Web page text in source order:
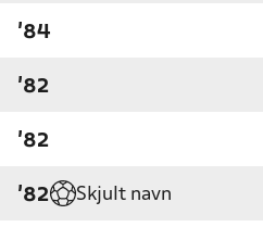
'84
'82
'82
'82 Skjult navn